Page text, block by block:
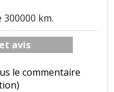
km.
avis
le commentaire